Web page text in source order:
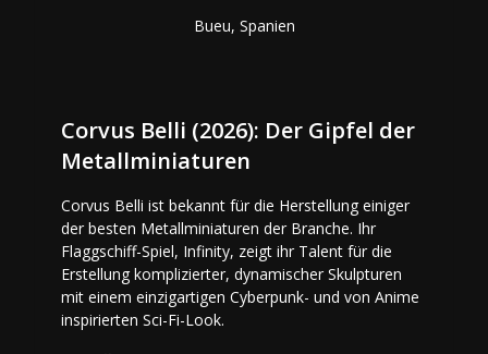
Bueu, Spanien
Corvus Belli (2026): Der Gipfel der
Metallminiaturen
Corvus Belli ist bekannt für die Herstellung einiger
der besten Metallminiaturen der Branche. Ihr
Flaggschiff-Spiel, Infinity, zeigt ihr Talent für die
Erstellung komplizierter, dynamischer Skulpturen
mit einem einzigartigen Cyberpunk- und von Anime
inspirierten Sci-Fi-Look.